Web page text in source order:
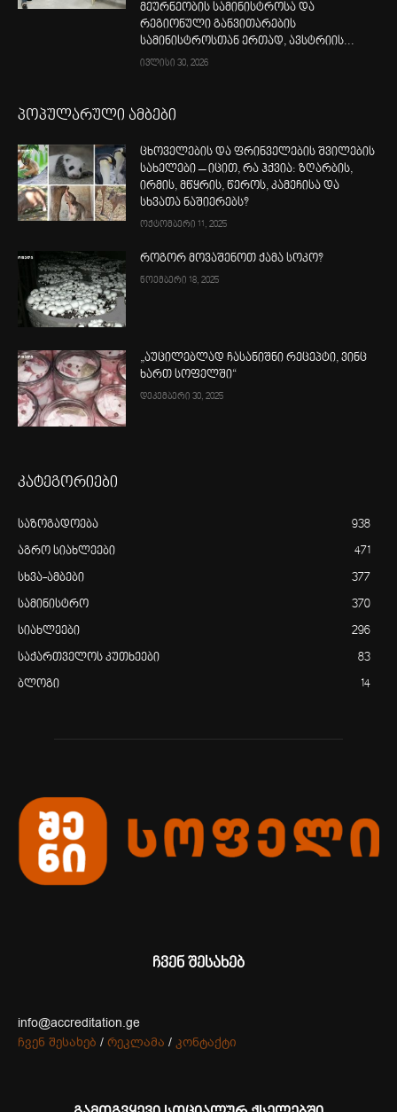
მეურნეობის სამინისტროსა და
რეგიონული განვითარების
სამინისტროსთან ერთად, ავსტრიის...
ივლისი 30, 2026
პოპულარული ამბები
ცხოველების და ფრინველების შვილების
სახელები – იცით, რა ჰქვია: ზღარბის,
ირმის, მწყრის, წეროს, კამეჩისა და
სხვათა ნაშიერებს?
ოქტომბერი 11, 2025
როგორ მოვაშენოთ ქამა სოკო?
ნოემბერი 18, 2025
„აუცილებლად ჩასანიშნი რეცეპტი, ვინც
ხართ სოფელში“
დეკემბერი 30, 2025
კატეგორიები
საზოგადოება 938
აგრო სიახლეები 471
სხვა-ამბები 377
სამინისტრო 370
სიახლეები 296
საქართველოს კუთხეები 83
ბლოგი 14
ჩვენ შესახებ
info@accreditation.ge
ჩვენ შესახებ / რეკლამა / კონტაქტი